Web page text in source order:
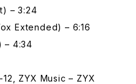
– 3:24
Extended) – 6:16
– 4:34
12, ZYX Music – ZYX